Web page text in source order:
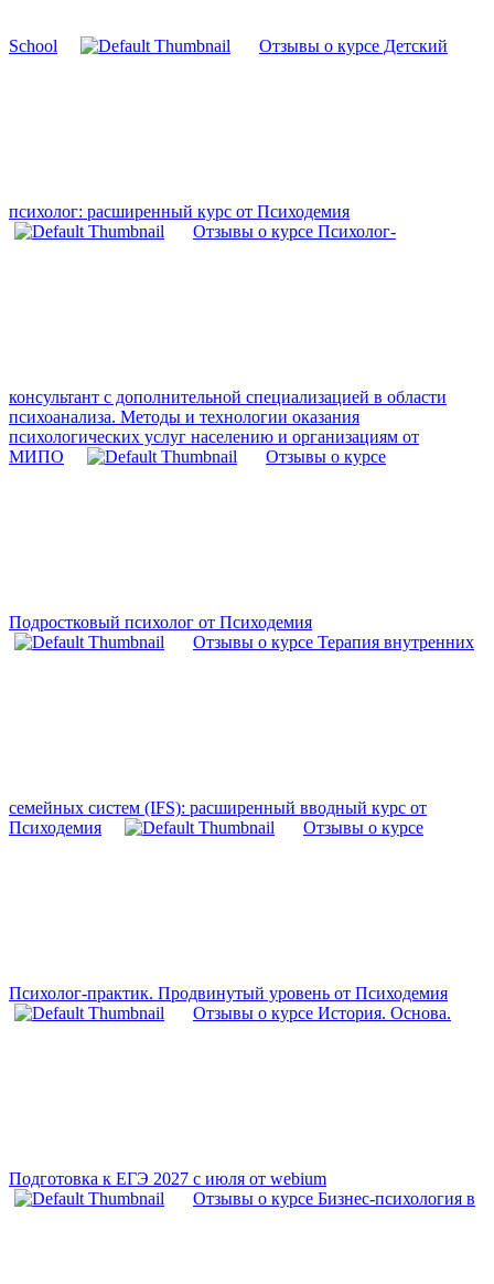
School Отзывы о курсе Детский
психолог: расширенный курс от Психодемия
Отзывы о курсе Психолог-
консультант с дополнительной специализацией в области
психоанализа. Методы и технологии оказания
психологических услуг населению и организациям от
МИПО
Отзывы о курсе
Подростковый психолог от Психодемия
Отзывы о курсе Терапия внутренних
семейных систем (IFS): расширенный вводный курс от
Психодемия
Отзывы о курсе
Психолог-практик. Продвинутый уровень от Психодемия
Отзывы о курсе История. Основа.
Подготовка к ЕГЭ 2027 с июля от webium
Отзывы о курсе Бизнес-психология в